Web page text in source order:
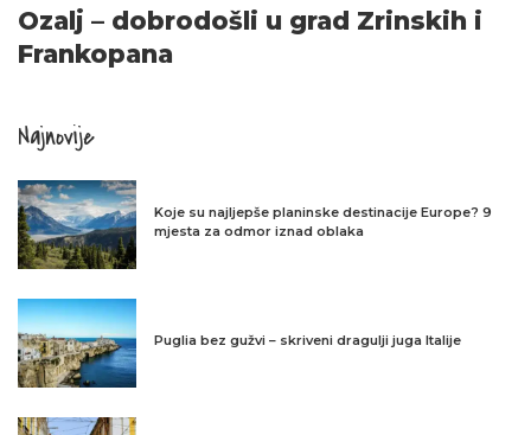
Ozalj – dobrodošli u grad Zrinskih i
Frankopana
Najnovije
Koje su najljepše planinske destinacije Europe? 9
mjesta za odmor iznad oblaka
Puglia bez gužvi – skriveni dragulji juga Italije